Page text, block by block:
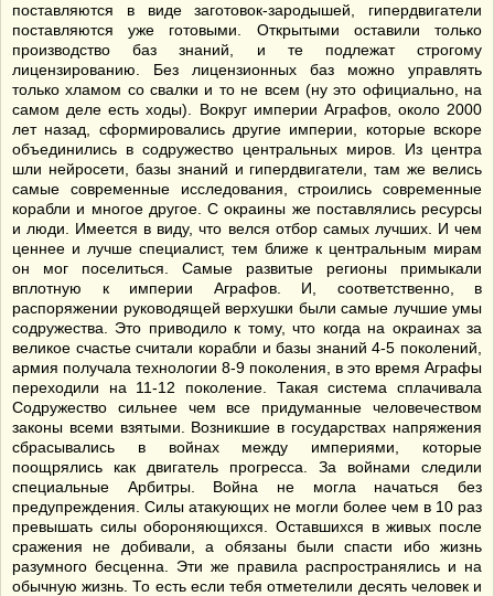
поставляются в виде заготовок-зародышей, гипердвигатели
поставляются уже готовыми. Открытыми оставили только
производство баз знаний, и те подлежат строгому
лицензированию. Без лицензионных баз можно управлять
только хламом со свалки и то не всем (ну это официально, на
самом деле есть ходы). Вокруг империи Аграфов, около 2000
лет назад, сформировались другие империи, которые вскоре
объединились в содружество центральных миров. Из центра
шли нейросети, базы знаний и гипердвигатели, там же велись
самые современные исследования, строились современные
корабли и многое другое. С окраины же поставлялись ресурсы
и люди. Имеется в виду, что велся отбор самых лучших. И чем
ценнее и лучше специалист, тем ближе к центральным мирам
он мог поселиться. Самые развитые регионы примыкали
вплотную к империи Аграфов. И, соответственно, в
распоряжении руководящей верхушки были самые лучшие умы
содружества. Это приводило к тому, что когда на окраинах за
великое счастье считали корабли и базы знаний 4-5 поколений,
армия получала технологии 8-9 поколения, в это время Аграфы
переходили на 11-12 поколение. Такая система сплачивала
Содружество сильнее чем все придуманные человечеством
законы всеми взятыми. Возникшие в государствах напряжения
сбрасывались в войнах между империями, которые
поощрялись как двигатель прогресса. За войнами следили
специальные Арбитры. Война не могла начаться без
предупреждения. Силы атакующих не могли более чем в 10 раз
превышать силы обороняющихся. Оставшихся в живых после
сражения не добивали, а обязаны были спасти ибо жизнь
разумного бесценна. Эти же правила распространялись и на
обычную жизнь. То есть если тебя отметелили десять человек и